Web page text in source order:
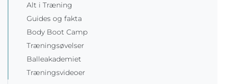
Alt i Træning
Guides og fakta
Body Boot Camp
Træningsøvelser
Balleakademiet
Træningsvideoer